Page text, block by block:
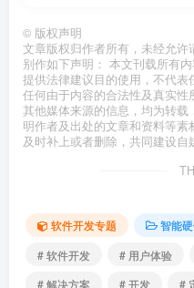
© 版权声明
文章版权归作者所有，未经允
别作如下声明： 本文刊载所有
提供法律建议目的使用，不代
任何由于内容的合法性及真实
其他媒体来源的信息，均为转
明作者及出处的文章和资料等
及时补上或者删除，共同建设自
软件开发专题
智能
# 软件开发
# 用户体验
# 解决方案
# 开发 #